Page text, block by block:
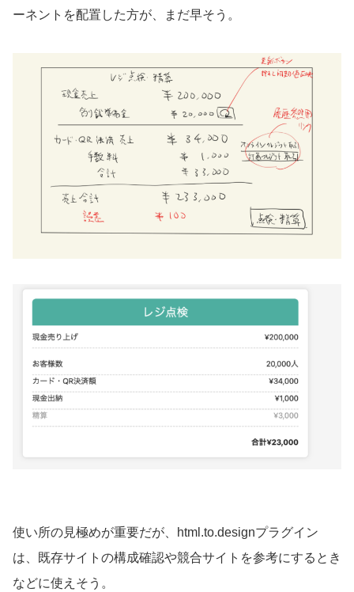
ーネントを配置した方が、まだ早そう。
使い所の見極めが重要だが、html.to.designプラグイン
は、既存サイトの構成確認や競合サイトを参考にするとき
などに使えそう。